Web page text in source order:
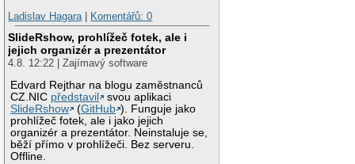
Ladislav Hagara| Komentářů: 0
SlideRshow, prohlížeč fotek, ale i
jejich organizér a prezentátor
4.8. 12:22 | Zajímavý software
Edvard Rejthar na blogu zaměstnanců
CZ.NIC představil
svou aplikaci
SlideRshow
(GitHub ). Funguje jako
prohlížeč fotek, ale i jako jejich
organizér a prezentátor. Neinstaluje se,
běží přímo v prohlížeči. Bez serveru.
Offline.